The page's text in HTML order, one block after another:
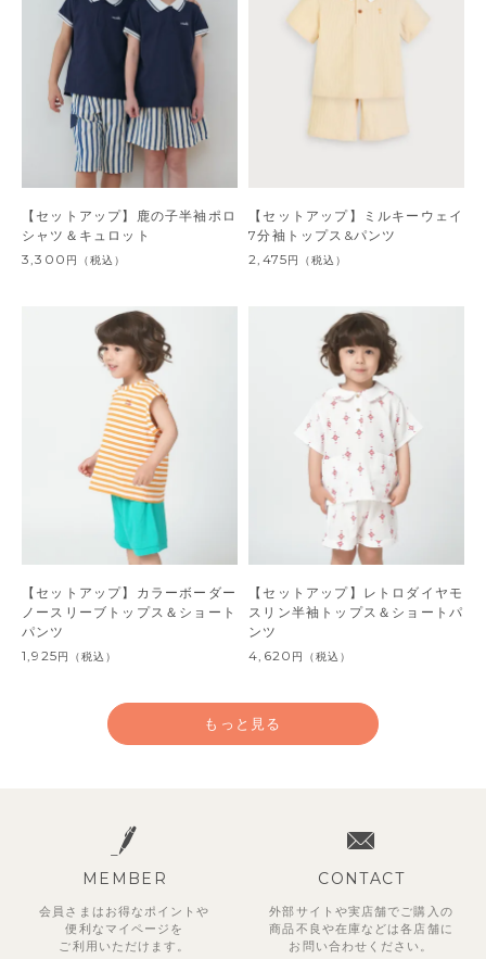
【セットアップ】鹿の子半袖ポロ
シャツ＆キュロット
3,300 円 （税込）
【セットアップ】ミルキーウェイ
7分袖トップス&パンツ
2,475円 （税込）
【セットアップ】カラーボーダー
ノースリーブトップス＆ショート
パンツ
1,925円 （税込）
【セットアップ】レトロダイヤモ
スリン半袖トップス＆ショートパ
ンツ
4,620 円 （税込）
もっと見る
MEMBER
会員さまはお得なポイントや
便利な マイページを
ご利用いただけます。
CONTACT
外部サイトや実店舗でご購入の
商品不良や在庫などは各店舗に
お問い合わせください。